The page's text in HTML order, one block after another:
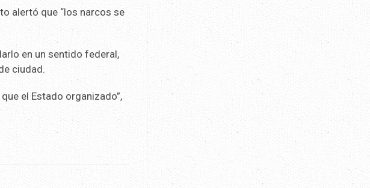
alertó que “los narcos se
en un sentido federal,
ciudad.
el Estado organizado”,